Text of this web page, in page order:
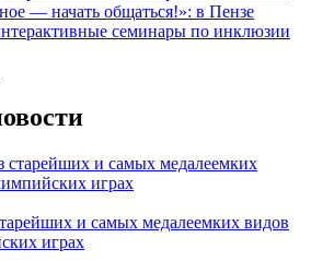
— начать общаться!»: в Пензе
семинары по инклюзии
и самых медалеемких видов
играх